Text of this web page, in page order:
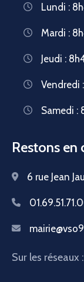
Lundi :
Mardi :
Jeudi :
Vendredi
Samedi :
Restons en
6 rue Jean
Sur les réseaux :